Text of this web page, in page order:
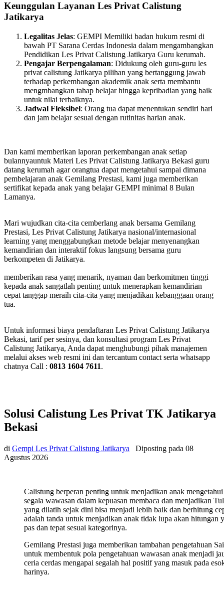
Keunggulan Layanan Les Privat Calistung
Jatikarya
Legalitas Jelas: GEMPI Memiliki badan hukum resmi di
bawah PT Sarana Cerdas Indonesia dalam mengambangkan
Pendidikan Les Privat Calistung Jatikarya Guru kerumah.
Pengajar Berpengalaman: Didukung oleh guru-guru les
privat calistung Jatikarya pilihan yang bertanggung jawab
terhadap perkembangan akademik anak serta membantu
mengmbangkan tahap belajar hingga kepribadian yang baik
untuk nilai terbaiknya.
Jadwal Fleksibel: Orang tua dapat menentukan sendiri hari
dan jam belajar sesuai dengan rutinitas harian anak.
Dan kami memberikan laporan perkembangan anak setiap
bulannyauntuk Materi Les Privat Calistung Jatikarya Bekasi guru
datang kerumah agar orangtua dapat mengetahui sampai dimana
pembelajaran anak Gemilang Prestasi, kami juga memberikan
sertifikat kepada anak yang belajar GEMPI minimal 8 Bulan
Lamanya.
Mari wujudkan cita-cita cemberlang anak bersama Gemilang
Prestasi, Les Privat Calistung Jatikarya nasional/internasional
learning yang menggabungkan metode belajar menyenangkan
kemandirian dan interaktif fokus langsung bersama guru
berkompeten di Jatikarya.
memberikan rasa yang menarik, nyaman dan berkomitmen tinggi
kepada anak sangatlah penting untuk menerapkan kemandirian
cepat tanggap meraih cita-cita yang menjadikan kebanggaan orang
tua.
Untuk informasi biaya pendaftaran Les Privat Calistung Jatikarya
Bekasi, tarif per sesinya, dan konsultasi program Les Privat
Calistung Jatikarya, Anda dapat menghubungi pihak manajemen
melalui akses web resmi ini dan tercantum contact serta whatsapp
chatnya Call : 0813 1604 7611.
Solusi Calistung Les Privat TK Jatikarya
Bekasi
di Gempi Les Privat Calistung Jatikarya Diposting pada 08
Agustus 2026
Calistung berperan penting untuk menjadikan anak mengetahui
segala wawasan dalam kepuasan membaca dan menjadikan
yang dilatih sejak dini bisa menjadi lebih baik dan berhitung
adalah tanda untuk menjadikan anak tidak lupa akan hitungan
pas dan tepat sesuai kategorinya.
Gemilang Prestasi juga memberikan tambahan pengetahuan
untuk membentuk pola pengetahuan wawasan anak menjadi
ceria cerdas mengapai segalah hal positif yang masuk pada
harinya.